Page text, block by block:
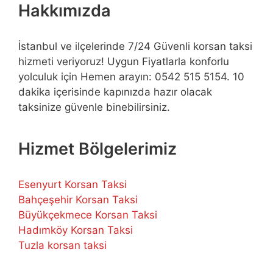
Hakkımızda
İstanbul ve ilçelerinde 7/24 Güvenli korsan taksi
hizmeti veriyoruz! Uygun Fiyatlarla konforlu
yolculuk için Hemen arayın: 0542 515 5154. 10
dakika içerisinde kapınızda hazır olacak
taksinize güvenle binebilirsiniz.
Hizmet Bölgelerimiz
Esenyurt Korsan Taksi
Bahçeşehir Korsan Taksi
Büyükçekmece Korsan Taksi
Hadımköy Korsan Taksi
Tuzla korsan taksi